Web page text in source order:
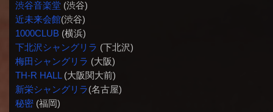
渋谷音楽堂(渋谷)
近未来会館(渋谷)
1000CLUB(横浜)
下北沢シャングリラ (下北沢)
梅田シャングリラ (大阪)
TH-R HALL(大阪関大前)
新栄シャングリラ(名古屋)
秘密(福岡)